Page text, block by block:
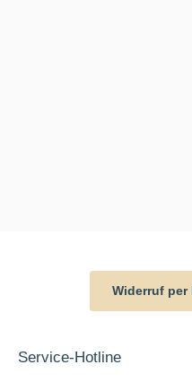
Widerruf
Service-Hotline